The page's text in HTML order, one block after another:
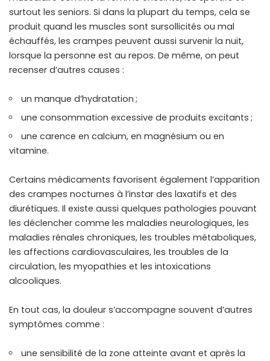
surtout les seniors. Si dans la plupart du temps, cela se
produit quand les muscles sont sursollicités ou mal
échauffés, les crampes peuvent aussi survenir la nuit,
lorsque la personne est au repos. De même, on peut
recenser d’autres causes :
un manque d’hydratation ;
une consommation excessive de produits excitants ;
une carence en calcium, en magnésium ou en
vitamine.
Certains médicaments favorisent également l’apparition
des crampes nocturnes à l’instar des laxatifs et des
diurétiques. Il existe aussi quelques pathologies pouvant
les déclencher comme les maladies neurologiques, les
maladies rénales chroniques, les troubles métaboliques,
les affections cardiovasculaires, les troubles de la
circulation, les myopathies et les intoxications
alcooliques.
En tout cas, la douleur s’accompagne souvent d’autres
symptômes comme :
une sensibilité de la zone atteinte avant et après la